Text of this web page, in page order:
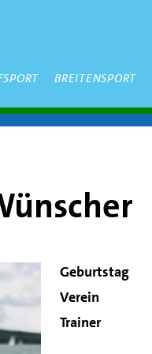
BREITENSPORT
Geburtstag
Verein
Trainer